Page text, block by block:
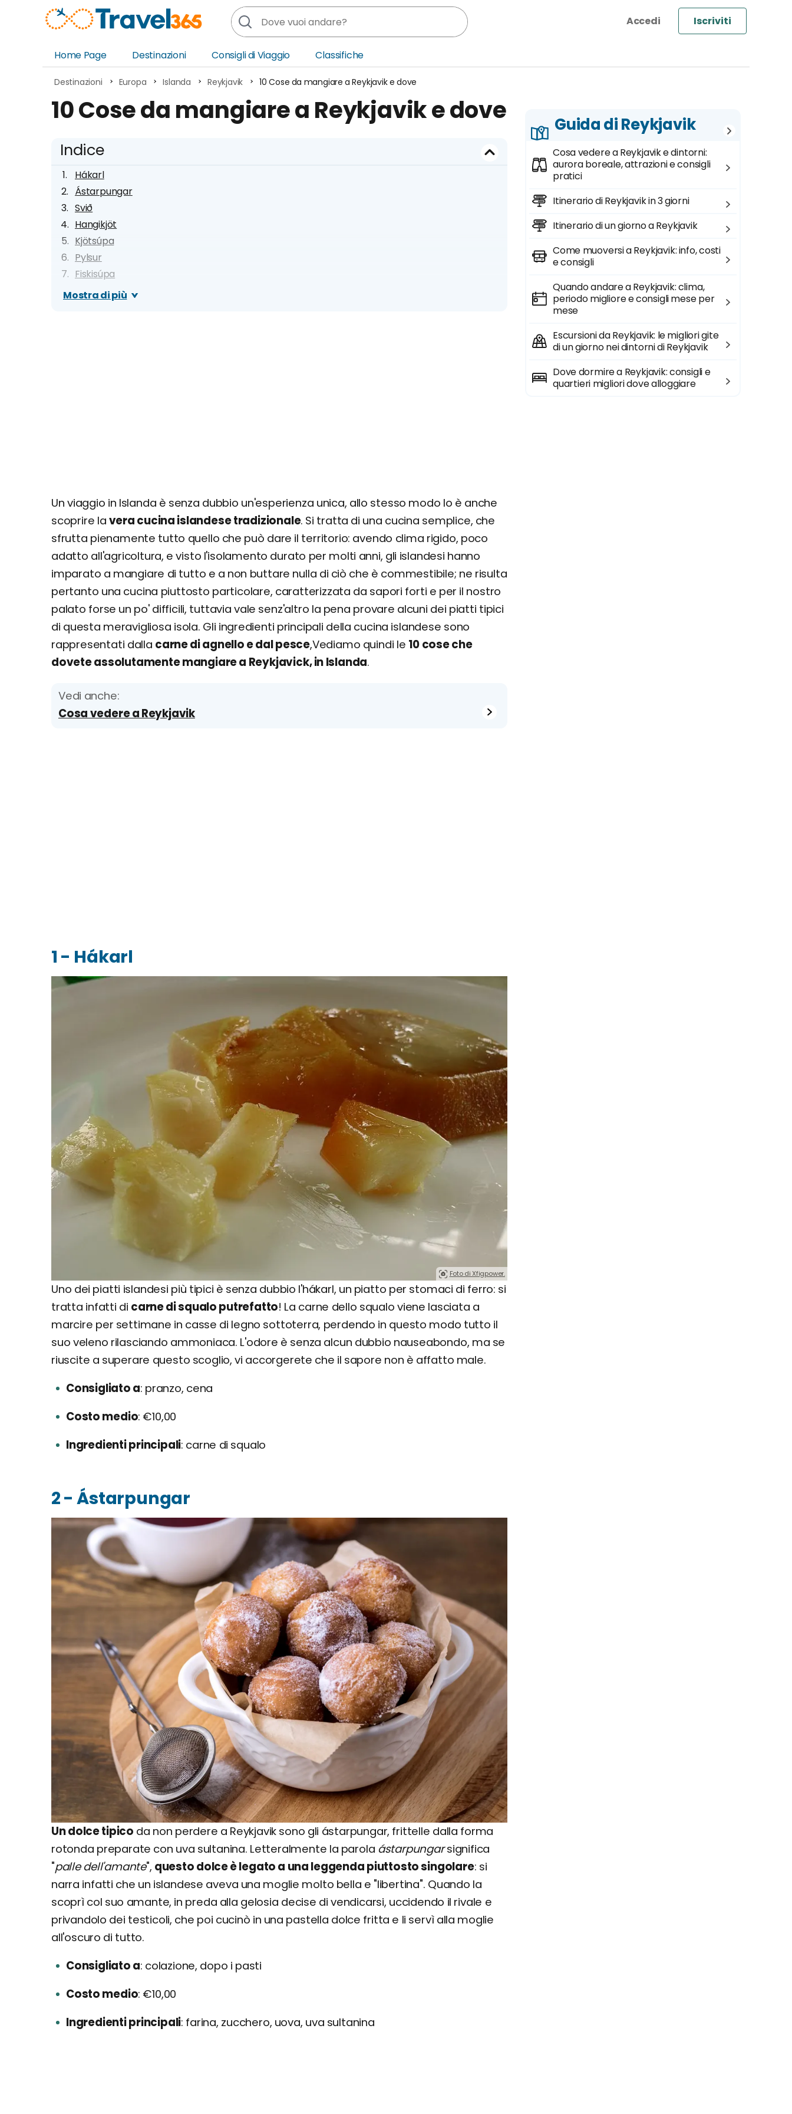
Iscriviti
Home Page
Destinazioni
Asia
Europa
Oceania
Nord America
America Centrale
Consigli di Viaggio Classifiche
Destinazioni Europa Islanda Reykjavik 10 Cose da mangiare a Reykjavik e dove
10 Cose da mangiare a Reykjavik e dove
Indice
Hákarl
Ástarpungar
Svið
Hangikjöt
Kjötsúpa
Pylsur
Fiskisúpa
Pönnukökur
Mostra di più
Un viaggio in Islanda è senza dubbio un'esperienza unica, allo stesso modo lo è anche
scoprire la vera cucina islandese tradizionale. Si tratta di una cucina semplice, che
sfrutta pienamente tutto quello che può dare il territorio: avendo clima rigido, poco
adatto all'agricoltura, e visto l'isolamento durato per molti anni, gli islandesi hanno
imparato a mangiare di tutto e a non buttare nulla di ciò che è commestibile; ne risulta
pertanto una cucina piuttosto particolare, caratterizzata da sapori forti e per il nostro
palato forse un po' difficili, tuttavia vale senz'altro la pena provare alcuni dei piatti tipici
di questa meravigliosa isola. Gli ingredienti principali della cucina islandese sono
rappresentati dalla carne di agnello e dal pesce,Vediamo quindi le 10 cose che
dovete assolutamente mangiare a Reykjavick, in Islanda.
Vedi anche:
Cosa vedere a Reykjavik
1 - Hákarl
Foto di Xfigpower.
Uno dei piatti islandesi più tipici è senza dubbio l'hákarl, un piatto per stomaci di ferro: si
tratta infatti di carne di squalo putrefatto! La carne dello squalo viene lasciata a
marcire per settimane in casse di legno sottoterra, perdendo in questo modo tutto il
suo veleno rilasciando ammoniaca. L'odore è senza alcun dubbio nauseabondo, ma se
riuscite a superare questo scoglio, vi accorgerete che il sapore non è affatto male.
Consigliato a pranzo, cena
Costo medio €10,00
Ingredienti principali carne di squalo
2 - Ástarpungar
Un dolce tipico da non perdere a Reykjavik sono gli ástarpungar, frittelle dalla forma
rotonda preparate con uva sultanina. Letteralmente la parola ástarpungarsignifica
"palle dell'amante", questo dolce è legato a una leggenda piuttosto singolare: si
narra infatti che un islandese aveva una moglie molto bella e "libertina". Quando la
scoprì col suo amante, in preda alla gelosia decise di vendicarsi, uccidendo il rivale e
privandolo dei testicoli, che poi cucinò in una pastella dolce fritta e li servì alla moglie
all'oscuro di tutto.
Consigliato a colazione, dopo i pasti
Costo medio €10,00
Ingredienti principali farina, zucchero, uova, uva sultanina
Guida di Reykjavik
Cosa vedere a Reykjavik e dintorni:
aurora boreale, attrazioni e consigli
pratici
Itinerario di Reykjavik in 3 giorni
Itinerario di un giorno a Reykjavik
Come muoversi a Reykjavik: info, costi
e consigli
Quando andare a Reykjavik: clima,
periodo migliore e consigli mese per
mese
Escursioni da Reykjavik: le migliori gite
di un giorno nei dintorni di Reykjavik
Dove dormire a Reykjavik: consigli e
quartieri migliori dove alloggiare